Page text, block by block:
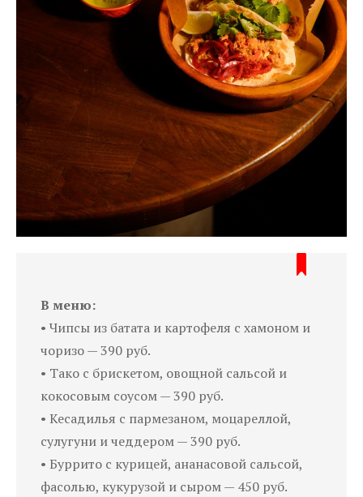
В меню:
• Чипсы из батата и картофеля с хамоном и
чоризо — 390 руб.
• Тако с брискетом, овощной сальсой и
кокосовым соусом — 390 руб.
• Кесадилья с пармезаном, моцареллой,
сулугуни и чеддером — 390 руб.
• Буррито с курицей, ананасовой сальсой,
фасолью, кукурузой и сыром — 450 руб.